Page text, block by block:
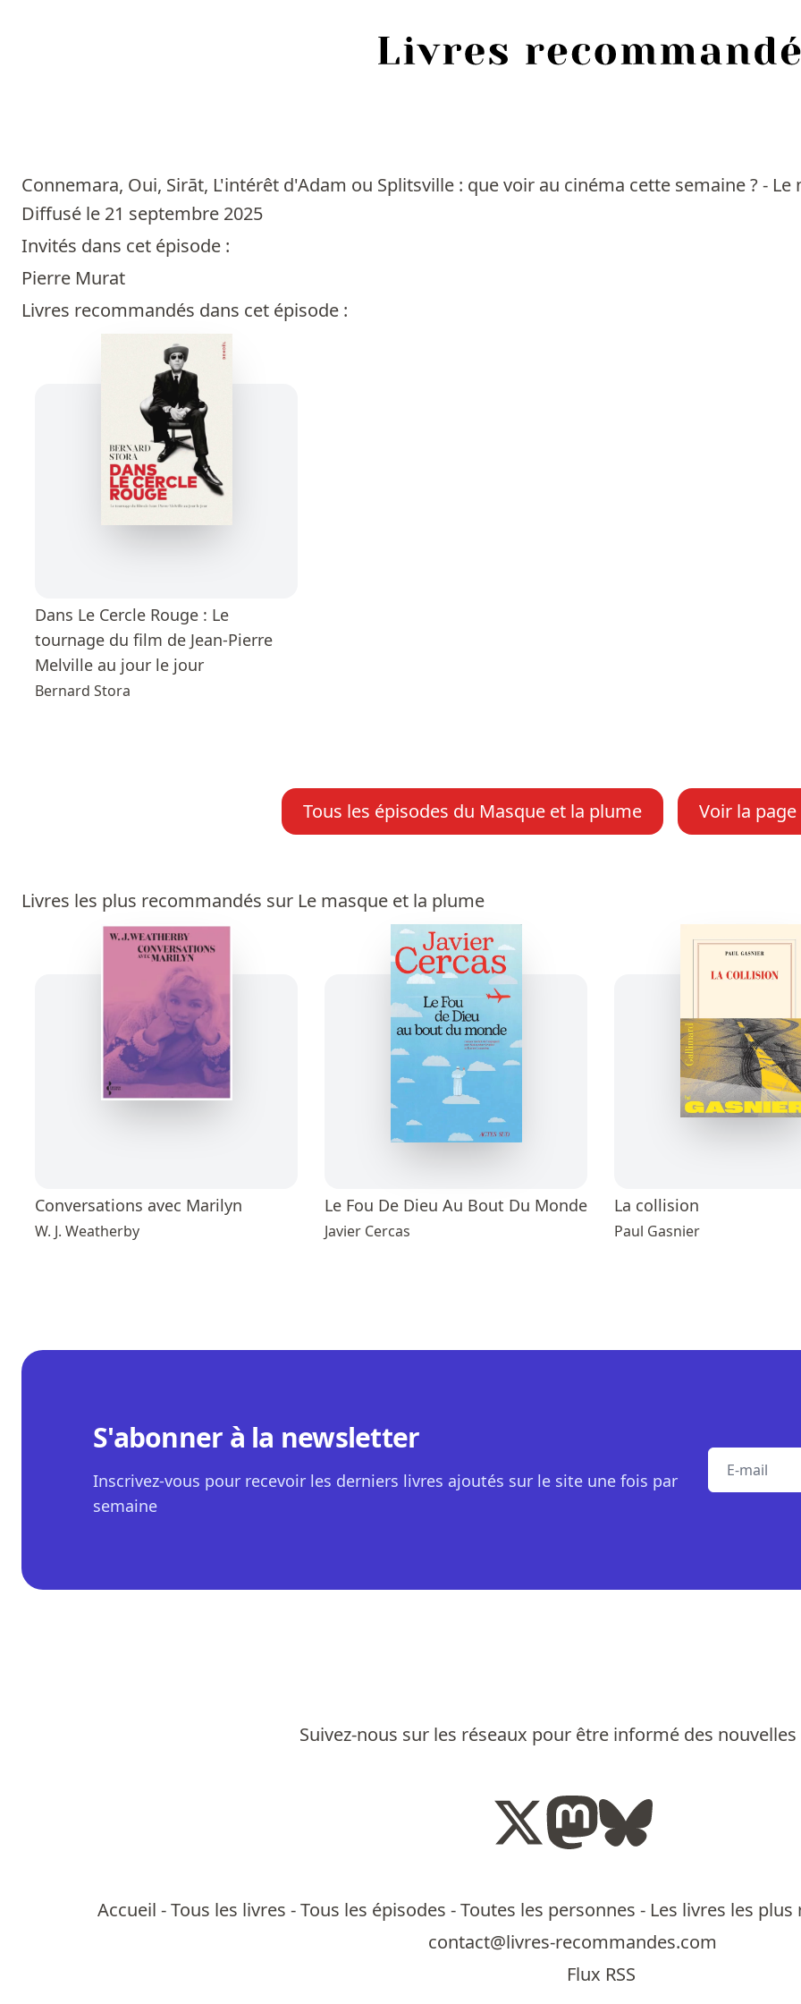
Connemara, Oui, Sirāt, L'intérêt d'Adam ou Splitsville : que voir au cinéma cette semaine ? -
Diffusé le 21 septembre 2025
Invités dans cet épisode :
Pierre Murat
Livres recommandés dans cet épisode :
Dans Le Cercle Rouge : Le
tournage du film de Jean-Pierre
Melville au jour le jour
Bernard Stora
Tous les épisodes du Masque et la plume Voir la
Livres les plus recommandés sur Le masque et la plume
Conversations avec Marilyn
W. J. Weatherby
Le Fou De Dieu Au Bout Du Monde
Javier Cercas
La collision
Paul Gasnier
S'abonner à la newsletter
Inscrivez-vous pour recevoir les derniers livres ajoutés sur le site une fois par
semaine
E-mail
Sources
Personnes
Livres les plus recommandés
Prix littéraires
Suivez-nous sur les réseaux pour être informé des
Accueil -Tous les livres -Tous les épisodes -Toutes les personnes - Les livres les
contact@livres-recommandes.com
Flux RSS